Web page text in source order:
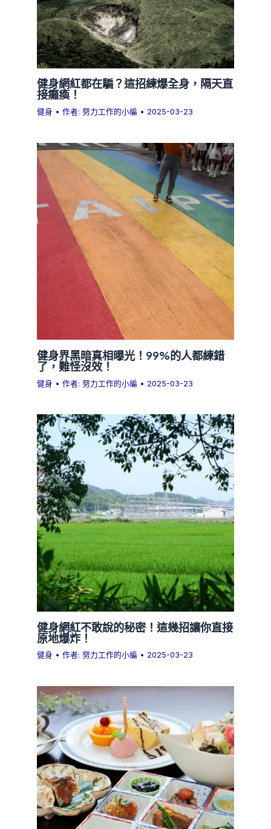
健身網紅都在騙？這招練爆全身，隔天直
接癱瘓！
健身 • 作者:努力工作的小編 • 2025-03-23
健身界黑暗真相曝光！99%的人都練錯
了，難怪沒效！
健身 • 作者:努力工作的小編 • 2025-03-23
健身網紅不敢說的秘密！這幾招讓你直接
原地爆炸！
健身 • 作者:努力工作的小編 • 2025-03-23